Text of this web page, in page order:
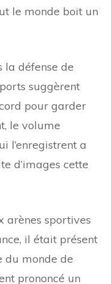
le monde boit un
la défense de
suggèrent
pour garder
le volume
l’enregistrent a
d’images cette
arènes sportives
il était présent
du monde de
prononcé un